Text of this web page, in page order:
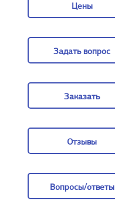
Цены
Задать вопрос
Заказать
Отзывы
Вопросы/ответы